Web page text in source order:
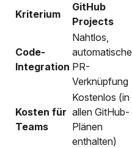
Kriterium
GitHub
Projects
Code-
Integration
Nahtlos,
automatische
PR-
Verknüpfung
Kosten für
Teams
Kostenlos (in
allen GitHub-
Plänen
enthalten)